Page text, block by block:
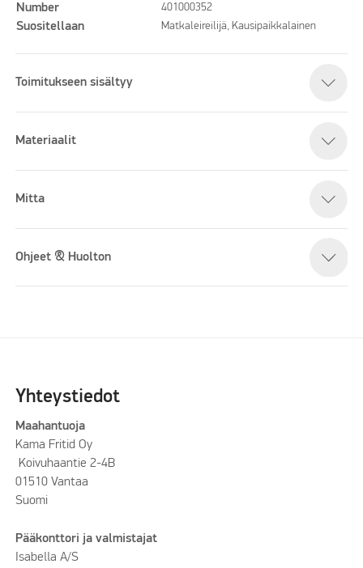
Number 401000352
Suositellaan Matkaleireilijä, Kausipaikkalainen
Toimitukseen sisältyy
Materiaalit
Mitta
Ohjeet & Huolton
Yhteystiedot
Maahantuoja
Kama Fritid Oy
Koivuhaantie 2-4B
01510 Vantaa
Suomi
Pääkonttori ja valmistajat
Isabella A/S